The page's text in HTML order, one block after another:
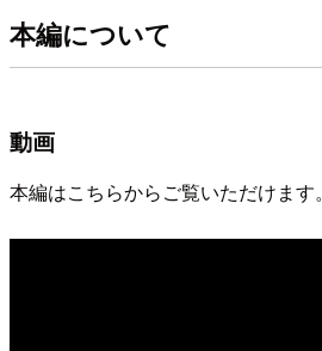
本編について
動画
本編はこちらからご覧いただけます。